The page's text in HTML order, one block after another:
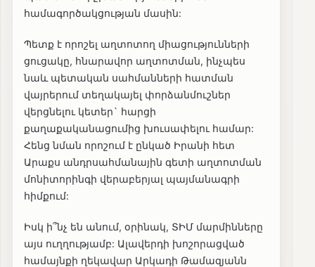
համագործակցության մասին:
Պետք է որոշել աղտոտող միացությունների
ցուցակը, հնարավոր աղտոտման, ինչպես
նաև պետական սահմանների հատման
վայրերում տեղակայել փորձանմուշներ
վերցնելու կետեր` հարցի
քաղաքականացումից խուսափելու համար:
Հենց նման որոշում է ընկած Իրանի հետ
Արաքս անդրսահմանային գետի աղտոտման
մոնիտորինգի վերաբերյալ պայմանագրի
հիմքում:
Իսկ ի՞նչ են անում, օրինակ, ՏԻՄ մարմինները
այս ուղղությամբ: Ալավերդի խոշորացված
համայնքի ղեկավար Արկադի Թամազյանն